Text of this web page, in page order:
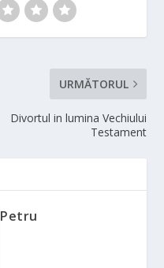
URMĂTORUL
Divortul in lumina Vechiului
Testament
Petru